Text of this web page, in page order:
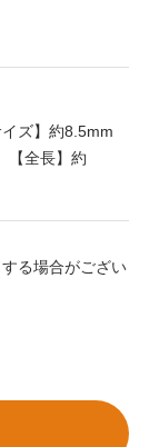
ズ】約8.5mm
【全長】約
る場合がござい